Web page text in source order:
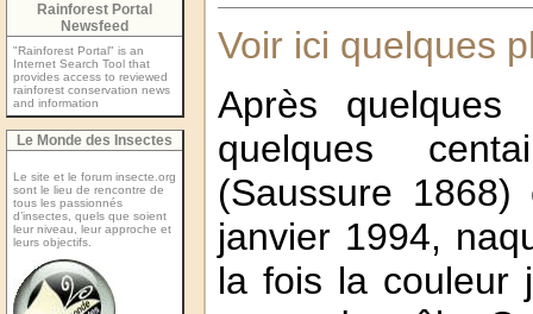
Rainforest Portal
Newsfeed
"Rainforest Portal" is an
Internet Search Tool that
provides access to reviewed
rainforest conservation news
and information
Le Monde des Insectes
Le site et le forum insecte.org
sont le lieu de rencontre de
tous les passionnés
d’insectes, quels que soient
leur niveau, leur approche et
leurs objectifs.
Voir ici quelques
Après quelques
quelques
(Saussure
janvier 1994,
la fois la couleur